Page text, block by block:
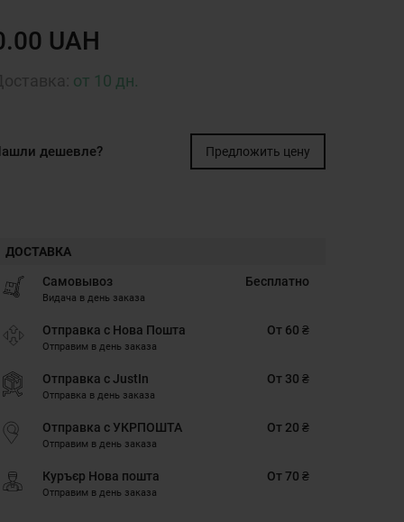
UAH
от 10 дн.
дешевле? Предложить цену
ДОСТАВКА
Самовывоз
Видача в день заказа
Бесплатно
Отправка с Нова Пошта
Отправим в день заказа
От 60 ₴
Отправка с JustIn
Отправка в день заказа
От 30 ₴
Отправка с УКРПОШТА
Отправим в день заказа
От 20 ₴
Куръєр Нова пошта
Отправим в день заказа
От 70 ₴